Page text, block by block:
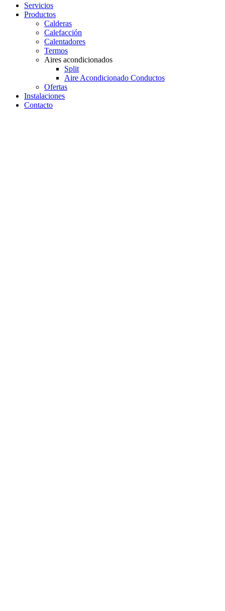
Servicios
Productos
Calderas
Calefacción
Calentadores
Termos
Aires acondicionados
Split
Aire Acondicionado Conductos
Ofertas
Instalaciones
Contacto